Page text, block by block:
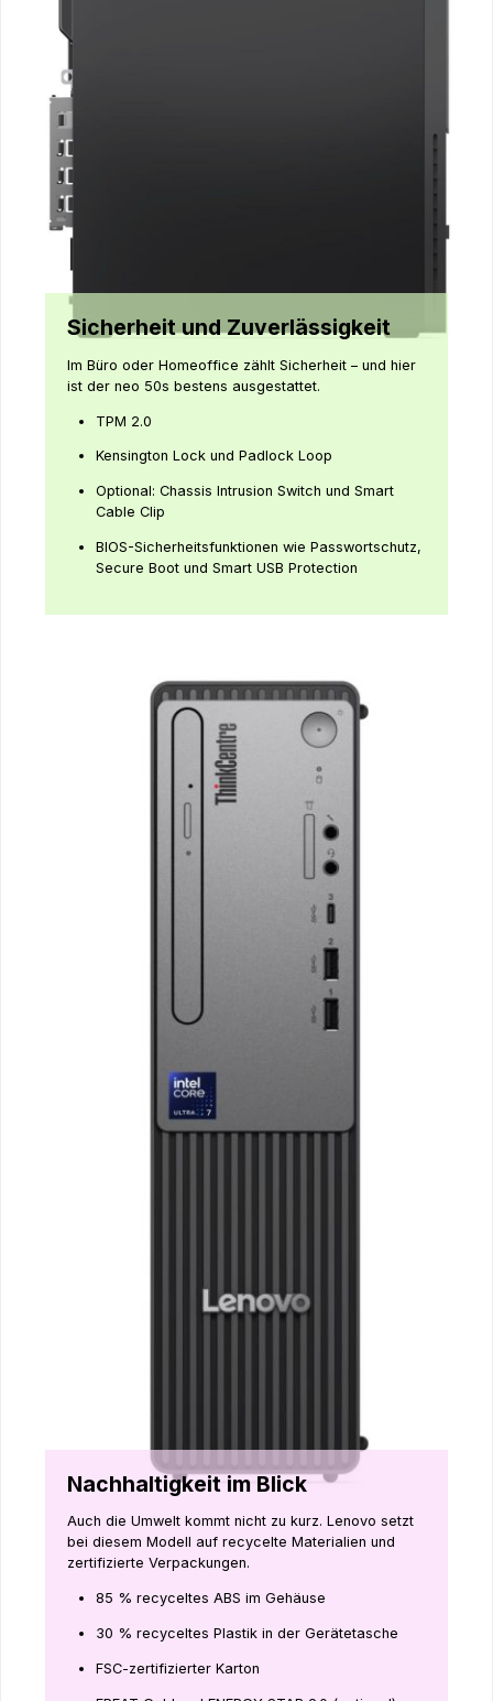
Sicherheit und Zuverlässigkeit
Im Büro oder Homeoffice zählt Sicherheit – und hier
ist der neo 50s bestens ausgestattet.
TPM 2.0
Kensington Lock und Padlock Loop
Optional: Chassis Intrusion Switch und Smart
Cable Clip
BIOS-Sicherheitsfunktionen wie Passwortschutz,
Secure Boot und Smart USB Protection
Nachhaltigkeit im Blick
Auch die Umwelt kommt nicht zu kurz. Lenovo setzt
bei diesem Modell auf recycelte Materialien und
zertifizierte Verpackungen.
85 % recyceltes ABS im Gehäuse
30 % recyceltes Plastik in der Gerätetasche
FSC-zertifizierter Karton